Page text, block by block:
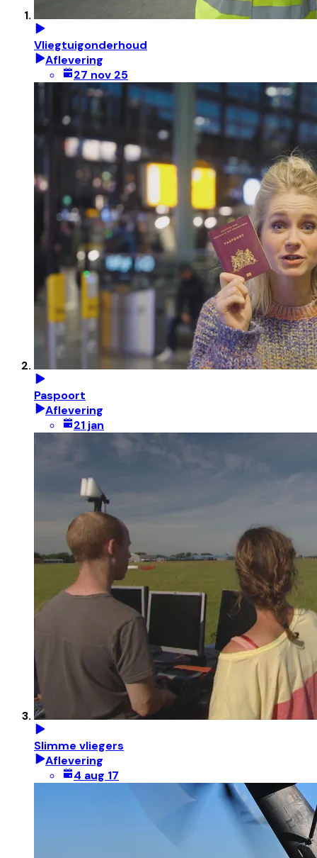
Vliegtuigonderhoud
Aflevering
27 nov 25
Paspoort
Aflevering
21 jan
Slimme vliegers
Aflevering
4 aug 17